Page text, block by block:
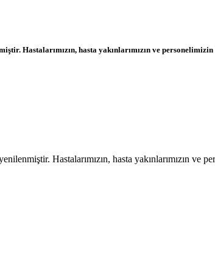
Hastalarımızın, hasta yakınlarımızın ve
Hastalarımızın, hasta yakınlarımızın